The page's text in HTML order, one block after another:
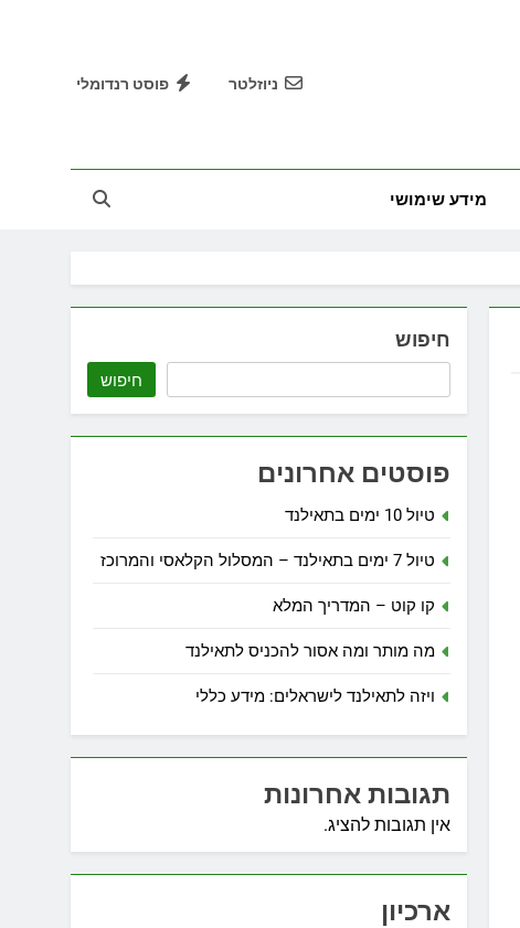
ניוזלטר פוסט רנדומלי
מידע שימושי
חיפוש
חיפוש
פוסטים אחרונים
טיול 10 ימים בתאילנד
טיול 7 ימים בתאילנד – המסלול הקלאסי והמרוכז
קו קוט – המדריך המלא
מה מותר ומה אסור להכניס לתאילנד
ויזה לתאילנד לישראלים: מידע כללי
תגובות אחרונות
אין תגובות להציג.
ארכיון